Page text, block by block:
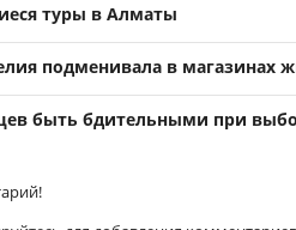
туры в Алматы
подменивала в магазинах
быть бдительными при